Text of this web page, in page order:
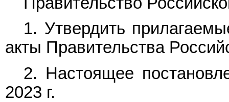
1. Утвердить
акты Правительства
2. Настоящее
2023 г.